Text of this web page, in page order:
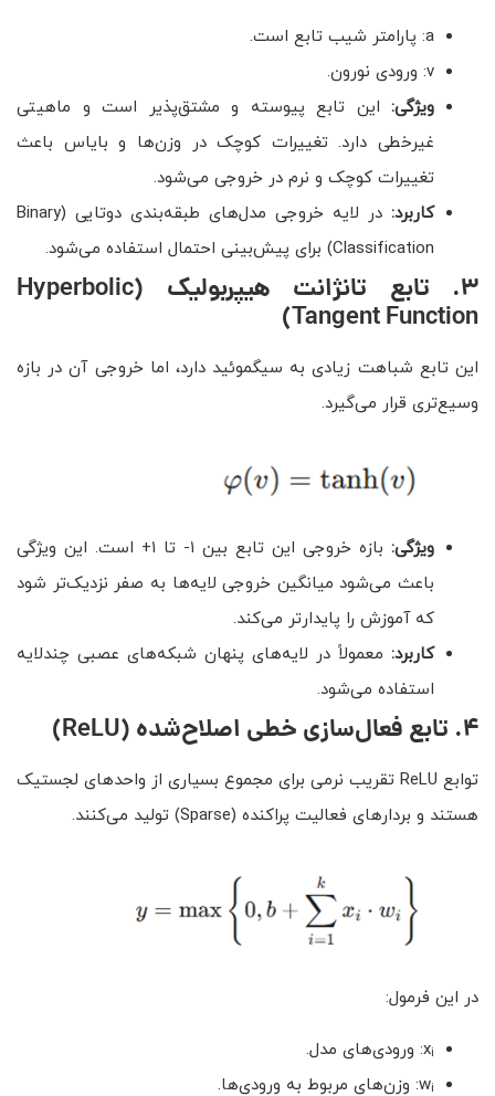
a: پارامتر شیب تابع است.
v: ورودی نورون.
ویژگی: این تابع پیوسته و مشتق‌پذیر است و ماهیتی
غیرخطی دارد. تغییرات کوچک در وزن‌ها و بایاس باعث
تغییرات کوچک و نرم در خروجی می‌شود.
کاربرد:
در لایه خروجی مدل‌های طبقه‌بندی دوتایی (Binary
Classification) برای پیش‌بینی احتمال استفاده می‌شود.
۳. تابع تانژانت هیپربولیک (Hyperbolic
Tangent Function)
این تابع شباهت زیادی به سیگموئید دارد، اما خروجی آن در بازه
وسیع‌تری قرار می‌گیرد.
ویژگی:
بازه خروجی این تابع بین ۱- تا ۱+ است. این ویژگی
باعث می‌شود میانگین خروجی لایه‌ها به صفر نزدیک‌تر شود
که آموزش را پایدارتر می‌کند.
کاربرد: معمولاً در لایه‌های پنهان شبکه‌های عصبی چندلایه
استفاده می‌شود.
۴. تابع فعال‌سازی خطی اصلاح‌شده (ReLU)
توابع ReLU تقریب نرمی برای مجموع بسیاری از واحدهای لجستیک
هستند و بردارهای فعالیت پراکنده (Sparse) تولید می‌کنند.
در این فرمول:
xi : ورودی‌های مدل.
wi : وزن‌های مربوط به ورودی‌ها.